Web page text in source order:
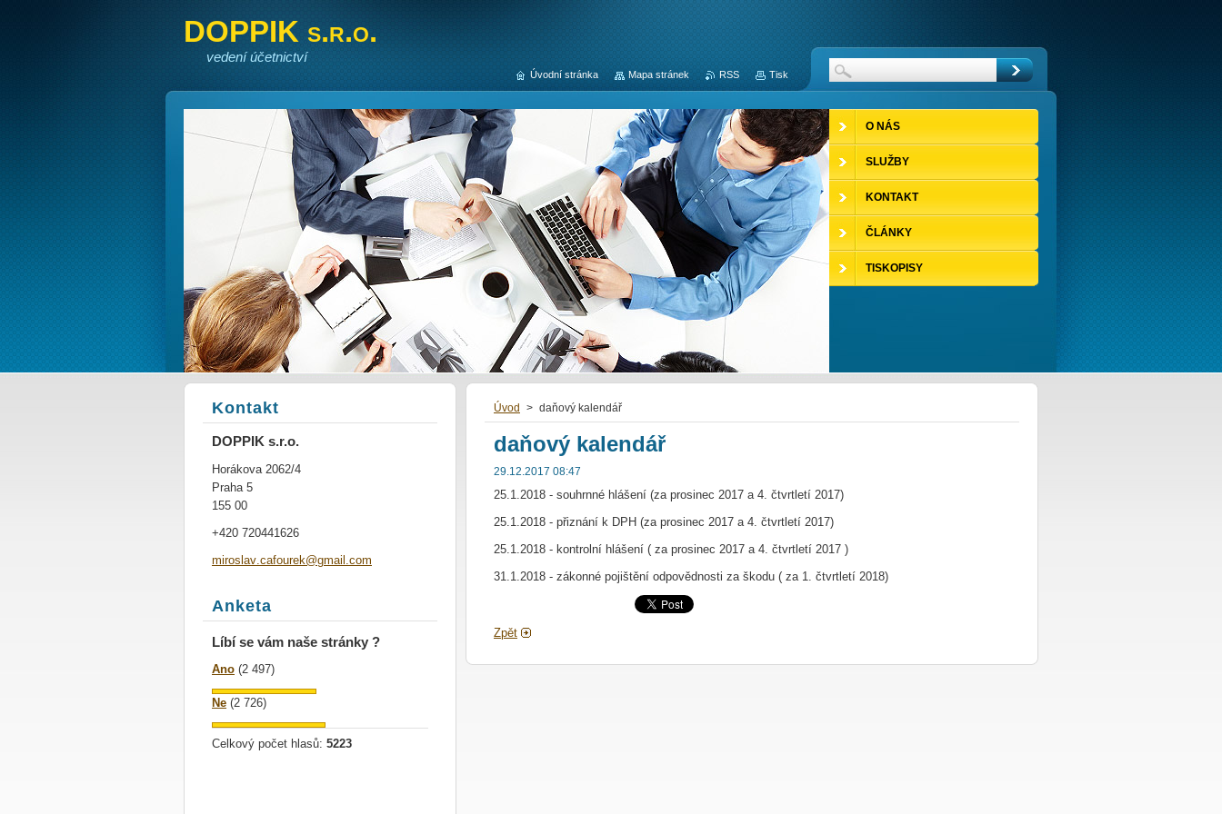
DOPPIK s.r.o.
vedení účetnictví
Úvod > daňový kalendář
daňový kalendář
29.12.2017 08:47
25.1.2018 - souhrnné hlášení (za prosinec 2017 a 4. čtvrtletí 2017)
25.1.2018 - přiznání k DPH (za prosinec 2017 a 4. čtvrtletí 2017)
25.1.2018 - kontrolní hlášení ( za prosinec 2017 a 4. čtvrtletí 2017 )
31.1.2018 - zákonné pojištění odpovědnosti za škodu ( za 1. čtvrtletí 2018)
Zpět
Kontakt
DOPPIK s.r.o.
Horákova 2062/4
Praha 5
155 00
+420 720441626
miroslav.cafourek@gmail.com
Anketa
Líbí se vám naše stránky ?
Ano (2 497)
Ne (2 726)
Celkový počet hlasů: 5223
O NÁS
SLUŽBY
KONTAKT
ČLÁNKY
TISKOPISY
Úvodní stránka Mapa stránek RSS Tisk